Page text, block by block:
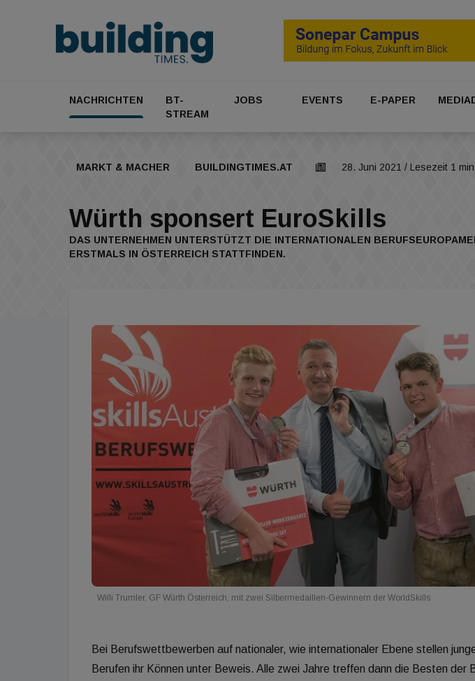
NACHRICHTEN
BT-
STREAM
JOBS EVENTS E-PAPER
MARKT & MACHER BUILDINGTIMES.AT 28. Juni 2021 / Lesezeit 1 min
Würth sponsert EuroSkills
DAS UNTERNEHMEN UNTERSTÜTZT DIE INTERNATIONALEN
ERSTMALS IN ÖSTERREICH STATTFINDEN.
Willi Trumler, GF Würth Österreich, mit zwei Silbermedaillen-Gewinnern der WorldSkills
Bei Berufswettbewerben auf nationaler, wie internationaler Ebene stellen
Berufen ihr Können unter Beweis. Alle zwei Jahre treffen dann die Besten der